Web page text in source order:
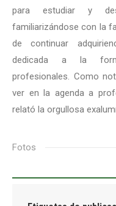
para estudiar y
familiarizándose con la
de continuar
dedicada a la
profesionales. Como
ver en la agenda a
relató la orgullosa
Fotos